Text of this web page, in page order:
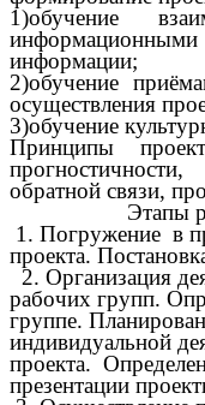
1)обучение
информации;
2)обучение
осуществления
3)обучение
Принципы
обратной связи,
Этапы
1. Погружение в
проекта.
2. Организация
рабочих групп.
группе.
индивидуальной
проекта.
презентации